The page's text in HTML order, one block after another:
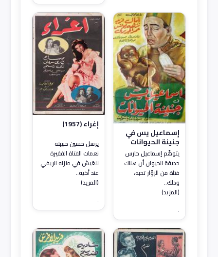
إسماعيل يس في
جنينة الحيوانات
(1957)يتوهَّم إسماعيل حارس
حديقة الحيوان أن هناك
فتاة من الزوَّار تحبه،
وذلك..
(المزيد)
.
إغراء (1957)
يرسل حسين حبيبته
نعمات الفتاة الفقيرة
للعَيش في منزله الريفي
عند أخيه..
(المزيد)
.